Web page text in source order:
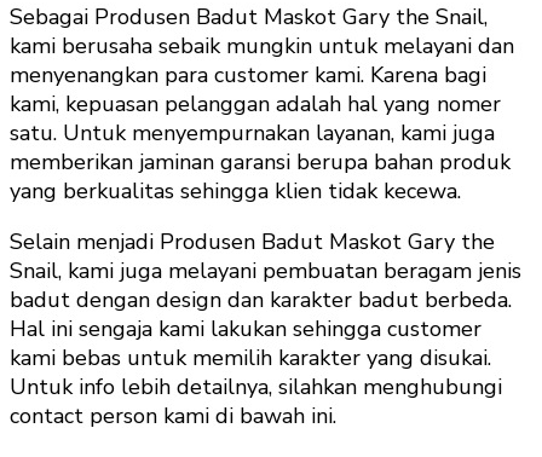
Sebagai Produsen Badut Maskot Gary the Snail,
kami berusaha sebaik mungkin untuk melayani dan
menyenangkan para customer kami. Karena bagi
kami, kepuasan pelanggan adalah hal yang nomer
satu. Untuk menyempurnakan layanan, kami juga
memberikan jaminan garansi berupa bahan produk
yang berkualitas sehingga klien tidak kecewa.
Selain menjadi Produsen Badut Maskot Gary the
Snail, kami juga melayani pembuatan beragam jenis
badut dengan design dan karakter badut berbeda.
Hal ini sengaja kami lakukan sehingga customer
kami bebas untuk memilih karakter yang disukai.
Untuk info lebih detailnya, silahkan menghubungi
contact person kami di bawah ini.